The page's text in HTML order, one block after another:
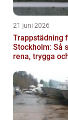
21 juni 2026
Trappstädning
Stockholm: Så
rena, trygga